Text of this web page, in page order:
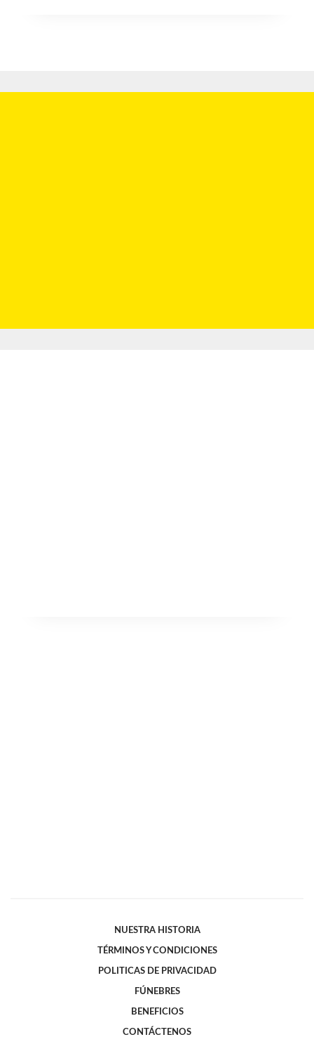
NUESTRA HISTORIA
TÉRMINOS Y CONDICIONES
POLITICAS DE PRIVACIDAD
FÚNEBRES
BENEFICIOS
CONTÁCTENOS